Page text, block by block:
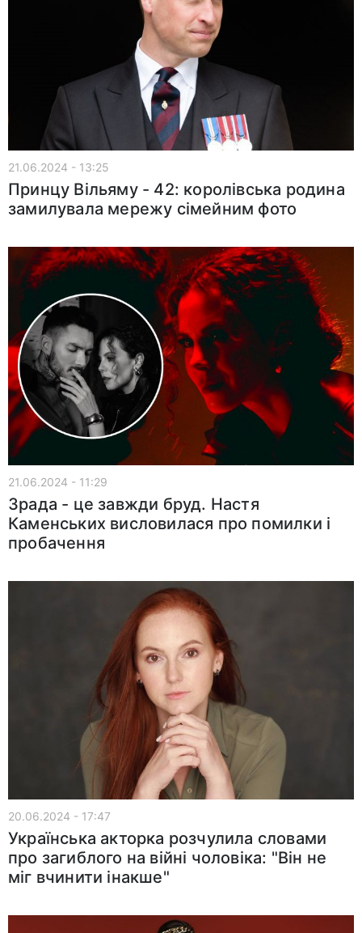
21.06.2024 - 13:25
Принцу Вільяму - 42: королівська родина
замилувала мережу сімейним фото
21.06.2024 - 11:29
Зрада - це завжди бруд. Настя
Каменських висловилася про помилки і
пробачення
20.06.2024 - 17:47
Українська акторка розчулила словами
про загиблого на війні чоловіка: "Він не
міг вчинити інакше"